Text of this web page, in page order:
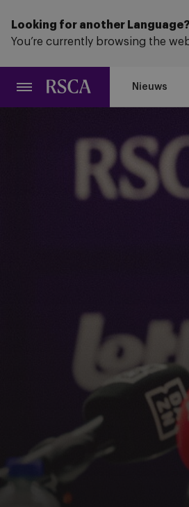
naar
hoofdinhoud
Looking for another Language?
You’re currently browsing the
Nieuws